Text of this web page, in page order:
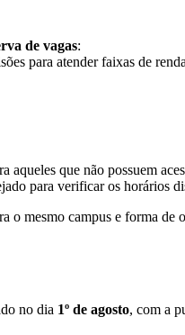
de vagas:
para atender faixas de
aqueles que não possuem
para verificar os horários
o mesmo campus e forma de
no dia 1º de agosto, com a